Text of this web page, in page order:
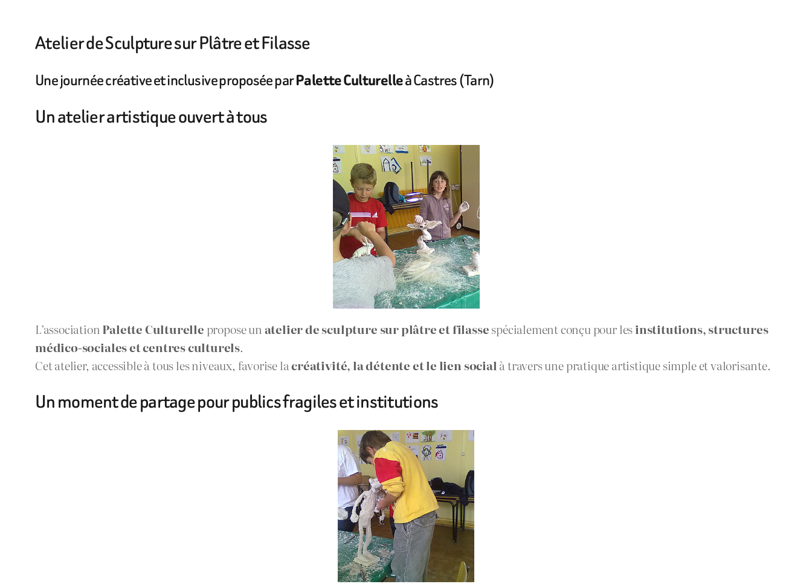
Atelier de Sculpture sur Plâtre et Filasse
Une journée créative et inclusive proposée parPalette Culturelleà Castres (Tarn)
Un atelier artistique ouvert à tous
L’association Palette Culturelle propose un atelier de sculpture sur plâtre et filassespécialement conçu pour lesinstitutions, structures
médico-sociales et centres culturels.
Cet atelier, accessible à tous les niveaux, favorise lacréativité, la détente et le lien social à travers une pratique artistique simple et valorisante.
Un moment de partage pour publics fragiles et institutions